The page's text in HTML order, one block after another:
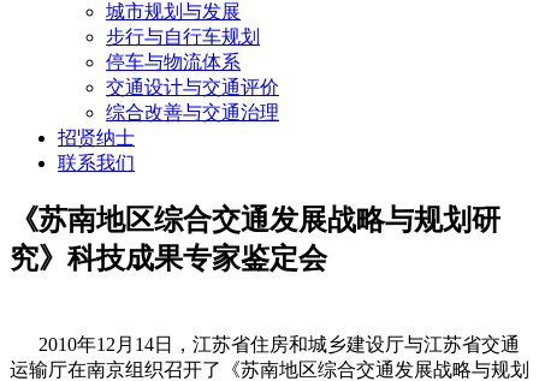
城市规划与发展
步行与自行车规划
停车与物流体系
交通设计与交通评价
综合改善与交通治理
招贤纳士
联系我们
《苏南地区综合交通发展战略与规划研
究》科技成果专家鉴定会
2010年12月14日，江苏省住房和城乡建设厅与江苏省交通
运输厅在南京组织召开了《苏南地区综合交通发展战略与规划